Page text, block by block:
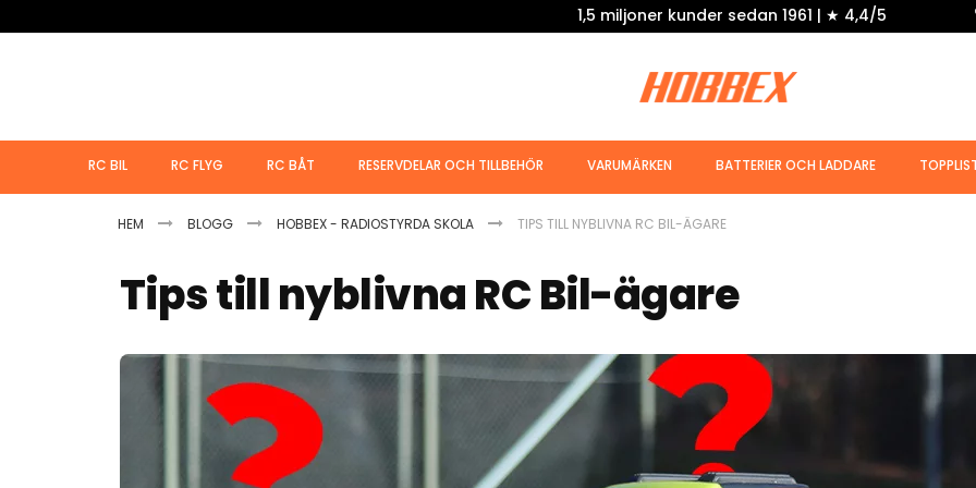
1,5 miljoner kunder sedan 1961 | ★ 4,4/5
RC BIL RC FLYG RC BÅT RESERVDELAR OCH TILLBEHÖR VARUMÄRKEN BATTERIER OCH LADDARE
HEM BLOGG HOBBEX - RADIOSTYRDA SKOLA TIPS TILL NYBLIVNA RC BIL-ÄGARE
Tips till nyblivna RC Bil-ägare